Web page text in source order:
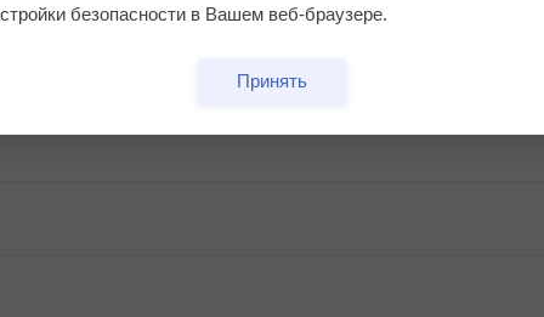
безопасности в Вашем веб-браузере.
Принять